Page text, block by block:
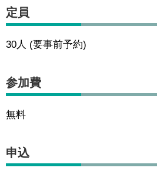
定員
30人 (要事前予約)
参加費
無料
申込